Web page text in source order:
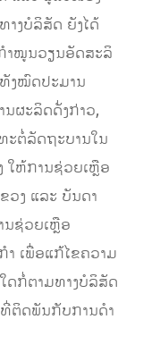
ງບໍລິສັດ ຍັງໄດ້
າໝູນວຽນອັດສະລິ
ງໝົດປະມານ
ນຜະລິດດັ່ງກ່າວ,
ະຕໍ່ລັດຖະບານໃນ
ໃຫ້ການຊ່ວຍເຫຼືອ
ວງ ແລະ ບັນດາ
ນຊ່ວຍເຫຼືອ
ເພື່ອແກ້ໄຂຄວາມ
ດກໍ່ຕາມທາງບໍລິສັດ
ຕິດພັນກັບການດໍາ